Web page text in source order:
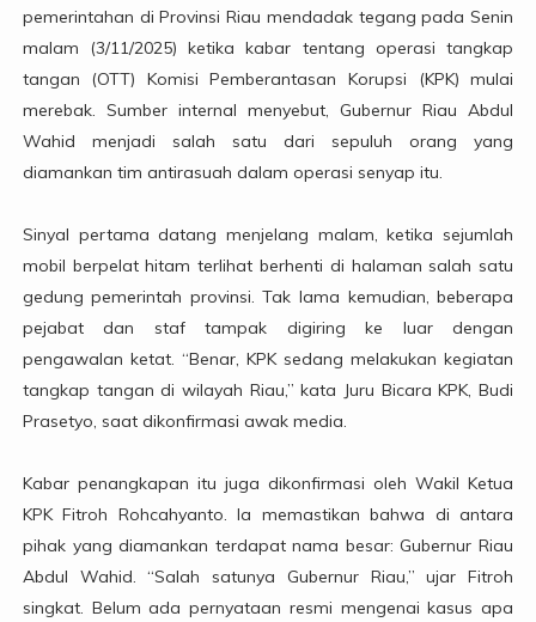
pemerintahan di Provinsi Riau mendadak tegang pada Senin
malam (3/11/2025) ketika kabar tentang operasi tangkap
tangan (OTT) Komisi Pemberantasan Korupsi (KPK) mulai
merebak. Sumber internal menyebut, Gubernur Riau Abdul
Wahid menjadi salah satu dari sepuluh orang yang
diamankan tim antirasuah dalam operasi senyap itu.
Sinyal pertama datang menjelang malam, ketika sejumlah
mobil berpelat hitam terlihat berhenti di halaman salah satu
gedung pemerintah provinsi. Tak lama kemudian, beberapa
pejabat dan staf tampak digiring ke luar dengan
pengawalan ketat. “Benar, KPK sedang melakukan kegiatan
tangkap tangan di wilayah Riau,” kata Juru Bicara KPK, Budi
Prasetyo, saat dikonfirmasi awak media.
Kabar penangkapan itu juga dikonfirmasi oleh Wakil Ketua
KPK Fitroh Rohcahyanto. Ia memastikan bahwa di antara
pihak yang diamankan terdapat nama besar: Gubernur Riau
Abdul Wahid. “Salah satunya Gubernur Riau,” ujar Fitroh
singkat. Belum ada pernyataan resmi mengenai kasus apa